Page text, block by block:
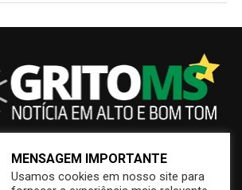
MENSAGEM IMPORTANTE
Usamos cookies em nosso site para